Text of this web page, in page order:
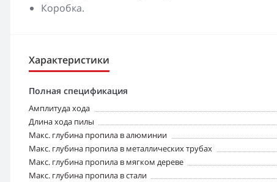
Коробка.
Характеристики
Полная спецификация
Амплитуда хода
Длина хода пилы
Макс. глубина пропила в алюминии
Макс. глубина пропила в металлических трубах
Макс. глубина пропила в мягком дереве
Макс. глубина пропила в стали